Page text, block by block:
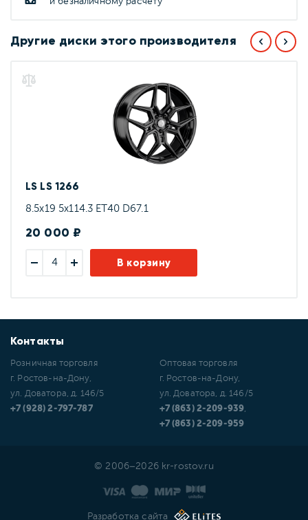
Другие диски этого производителя
LS LS 1266
8.5x19 5x114.3 ET40 D67.1
20 000 ₽
В корзину
Контакты
Розничная торговля
г. Ростов-на-Дону,
ул. Доватора, д. 146/5
+7 (928) 2-797-787
Оптовая торговля
г. Ростов-на-Дону,
ул. Доватора, д. 146/5
+7 (863) 2-209-939,
+7 (863) 2-209-959
© 2006–2026 kr-rostov.ru
Разработка сайта